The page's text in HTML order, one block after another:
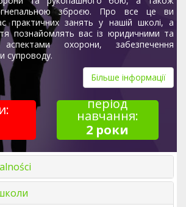
зброєю. Про все це ви
практичних занять у нашій школі, а
познайомлять вас із юридичними та
аспектами охорони, забезпечення
супроводу.
Більше інформації
період
навчання:
2 роки